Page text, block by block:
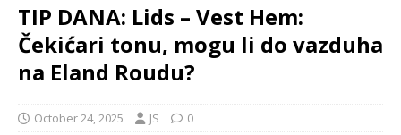
TIP DANA: Lids – Vest Hem:
Čekićari tonu, mogu li do vazduha
na Eland Roudu?
October 24, 2025 JS 0